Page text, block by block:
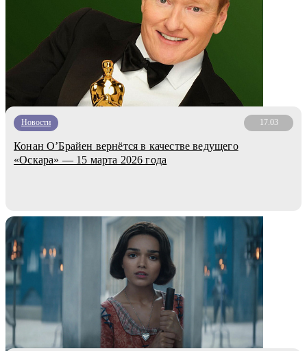
Новости 17.03
Конан О’Брайен вернётся в качестве ведущего
«Оскара» — 15 марта 2026 года